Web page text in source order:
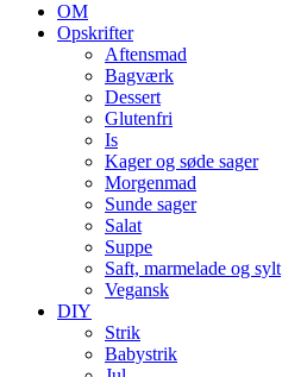
OM
Opskrifter
Aftensmad
Bagværk
Dessert
Glutenfri
Is
Kager og søde sager
Morgenmad
Sunde sager
Salat
Suppe
Saft, marmelade og sylt
Vegansk
DIY
Strik
Babystrik